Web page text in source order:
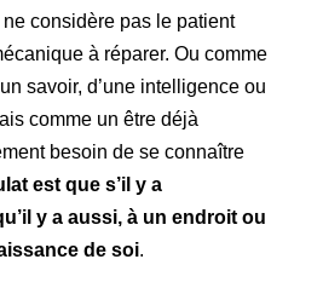
considère pas le patient
à réparer. Ou comme
savoir, d’une intelligence ou
comme un être déjà
besoin de se connaître
est que s’il y a
y a aussi, à un endroit ou
de soi.